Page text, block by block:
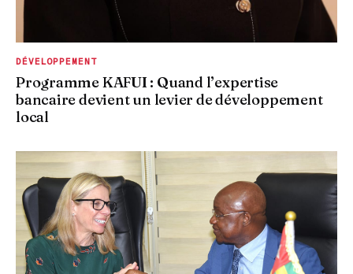
DÉVELOPPEMENT
Programme KAFUI : Quand l’expertise
bancaire devient un levier de développement
local